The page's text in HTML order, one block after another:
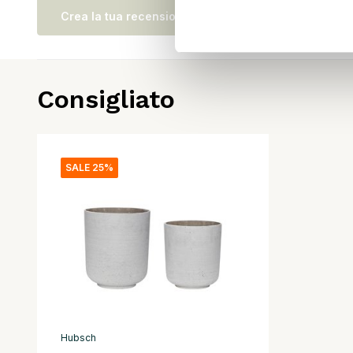
Crea la tua recensione
Consigliato
SALE 25%
Hubsch